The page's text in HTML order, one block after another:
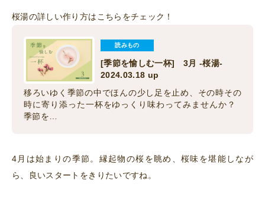
桜湯の詳しい作り方はこちらをチェック！
読みもの
[季節を愉しむ一杯] 3月 -桜湯-
2024.03.18 up
移ろいゆく季節の中でほんの少し足を止め、その時その
時に寄り添った一杯をゆっくり味わってみませんか？
季節を…
4月は始まりの季節。縁起物の桜を眺め、桜味を堪能しなが
ら、良いスタートをきりたいですね。